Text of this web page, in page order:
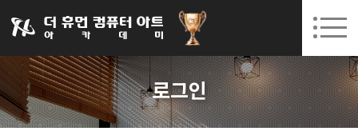
031-252-7277 수원캠퍼스 개강 08. 24.(월)
회원가입 고객센터
로그인
아카데미소개
인사말